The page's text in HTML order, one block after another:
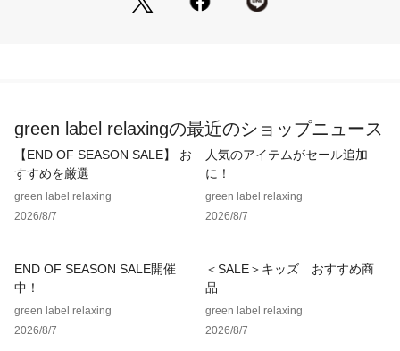
ケア方法：洗濯機洗い可
1919年ニューヨーク州ロチェスターで二人の兄弟がニット製
品の卸売りを始めた事からスタート。
以来約100年の間、いつの時代も品質に拘り、良い物作りに挑
日本でも「キング オブ スウェットシャツ」のブランドとして
広く浸透し、一つ一つのディテールにこだわるクラフトマンシ
【注意事項】
※商品に「取り扱い上の注意書き」、「洗濯表示」がございま
す場合は、使用前に必ずご確認ください。
※商品画像は、光の当たり具合やパソコンなどの閲覧環境によ
green label relaxingの最近のショップニュース
【END OF SEASON SALE】 お
すすめを厳選
green label relaxing
2026/8/7
人気のアイテムがセール追加
に！
green label relaxing
2026/8/7
END OF SEASON SALE開催
中！
green label relaxing
2026/8/7
＜SALE＞キッズ おすすめ商
品
green label relaxing
2026/8/7